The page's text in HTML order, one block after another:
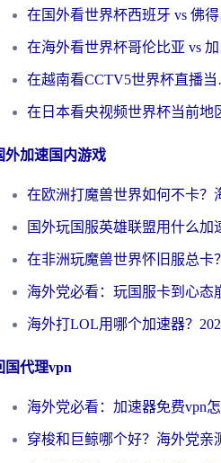
在国
在海
在越南看
外加速国内游戏
国代理vpn